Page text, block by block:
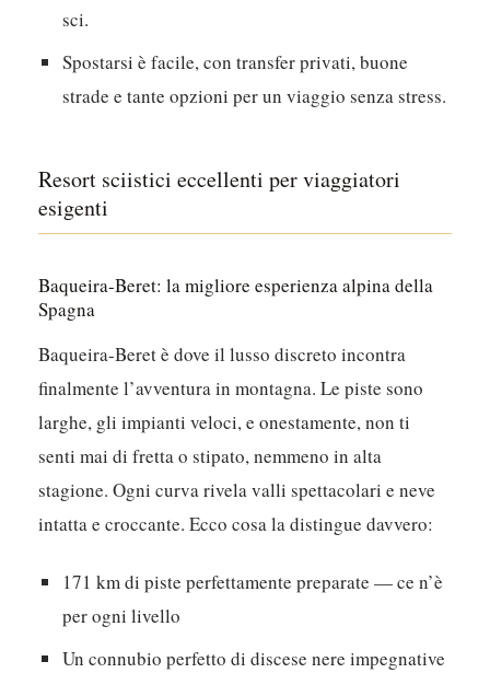
sci.
Spostarsi è facile, con transfer privati, buone
strade e tante opzioni per un viaggio senza stress.
Resort sciistici eccellenti per viaggiatori
esigenti
Baqueira-Beret: la migliore esperienza alpina della
Spagna
Baqueira-Beret è dove il lusso discreto incontra
finalmente l’avventura in montagna. Le piste sono
larghe, gli impianti veloci, e onestamente, non ti
senti mai di fretta o stipato, nemmeno in alta
stagione. Ogni curva rivela valli spettacolari e neve
intatta e croccante. Ecco cosa la distingue davvero:
171 km di piste perfettamente preparate — ce n’è
per ogni livello
Un connubio perfetto di discese nere impegnative